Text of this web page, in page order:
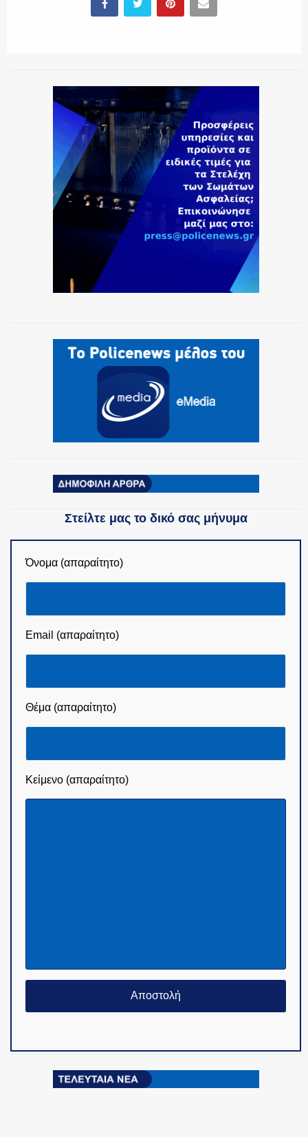
ΑΣΤΥΝΟΜΙΚΟ ΡΕΠΟΡΤΑΖ
ΟΠΛΑ/ΕΞΟΠΛΙΣΜΟΣ
ΟΜΑΔΕΣ ΕΛ.ΑΣ.
Στείλτε μας το δικό σας μήνυμα
Όνομα (απαραίτητο)
Email (απαραίτητο)
Θέμα (απαραίτητο)
Κείμενο (απαραίτητο)